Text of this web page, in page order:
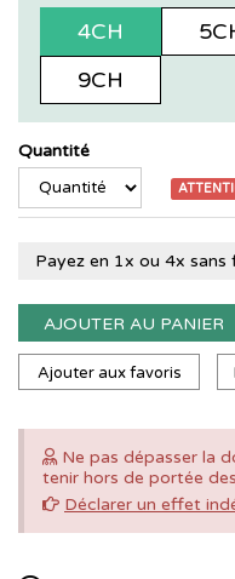
4CH
9CH
Quantité
Payez en 1x ou 4x sans
AJOUTER AU PANIER
Ajouter aux favoris
Ne pas dépasser la
tenir hors de portée
Déclarer un effet